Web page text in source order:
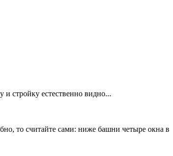
стройку естественно видно...
то считайте сами: ниже башни четыре окна в